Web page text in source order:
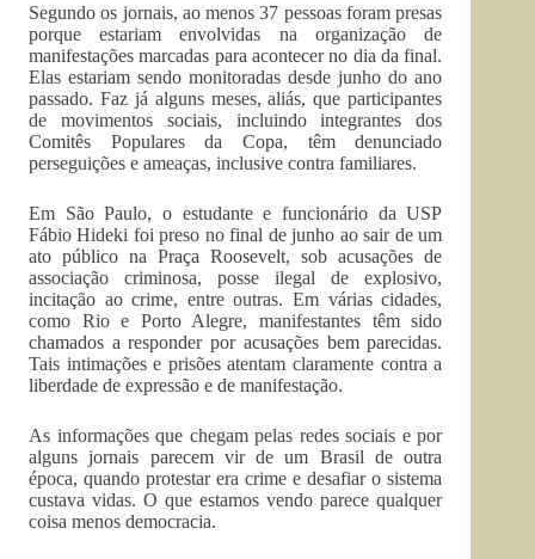
Segundo os jornais, ao menos 37 pessoas foram presas
porque estariam envolvidas na organização de
manifestações marcadas para acontecer no dia da final.
Elas estariam sendo monitoradas desde junho do ano
passado. Faz já alguns meses, aliás, que participantes
de movimentos sociais, incluindo integrantes dos
Comitês Populares da Copa, têm denunciado
perseguições e ameaças, inclusive contra familiares.
Em São Paulo, o estudante e funcionário da USP
Fábio Hideki foi preso no final de junho ao sair de um
ato público na Praça Roosevelt, sob acusações de
associação criminosa, posse ilegal de explosivo,
incitação ao crime, entre outras. Em várias cidades,
como Rio e Porto Alegre, manifestantes têm sido
chamados a responder por acusações bem parecidas.
Tais intimações e prisões atentam claramente contra a
liberdade de expressão e de manifestação.
As informações que chegam pelas redes sociais e por
alguns jornais parecem vir de um Brasil de outra
época, quando protestar era crime e desafiar o sistema
custava vidas. O que estamos vendo parece qualquer
coisa menos democracia.